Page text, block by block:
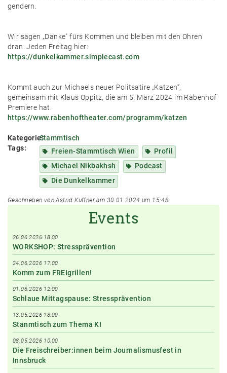
gendern.
Wir sagen „Danke" fürs Kommen und bleiben mit den Ohren
dran. Jeden Freitag hier:
https://dunkelkammer.simplecast.com
Kommt auch zur Michaels neuer Politsatire „Katzen“,
gemeinsam mit Klaus Oppitz, die am 5. März 2024 im Rabenhof
Premiere hat.
https://www.rabenhoftheater.com/programm/katzen
Kategorie:Stammtisch
Tags:
Freien-Stammtisch Wien
Profil
Michael Nikbakhsh
Podcast
Die Dunkelkammer
Geschrieben von Astrid Kuffner am 30.01.2024 um 15:48
Events
26.06.2026 18:00
WORKSHOP: Stressprävention
24.06.2026 17:00
Komm zum FREIgrillen!
01.06.2026 12:00
Schlaue Mittagspause: Stressprävention
13.05.2026 18:00
Stanmtisch zum Thema KI
08.05.2026 10:00
Die Freischreiber:innen beim Journalismusfest in
Innsbruck